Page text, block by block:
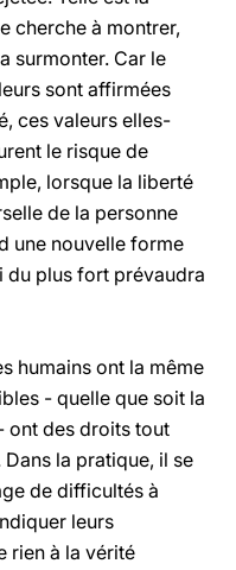
cherche à montrer,
surmonter. Car le
sont affirmées
ces valeurs elles-
le risque de
lorsque la liberté
de la personne
une nouvelle forme
du plus fort prévaudra
humains ont la même
- quelle que soit la
ont des droits tout
la pratique, il se
de difficultés à
leurs
rien à la vérité